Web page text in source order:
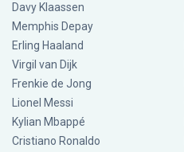
Davy Klaassen
Memphis Depay
Erling Haaland
Virgil van Dijk
Frenkie de Jong
Lionel Messi
Kylian Mbappé
Cristiano Ronaldo